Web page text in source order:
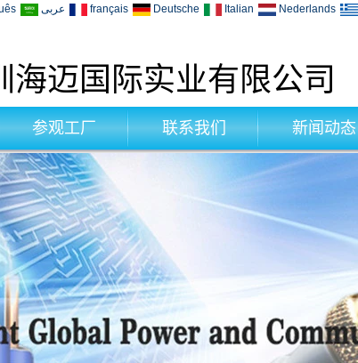
عربى français Deutsche Italian Nederlands
海迈国际实业有限公司
参观工厂 联系我们 新闻动态